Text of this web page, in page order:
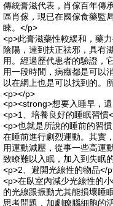
傳統膏滋代表，肖傢百年
區肖傢，現已在國傢食藥監
睞。</p>
<p>此膏滋藥性較緩和，藥
陰陽，達到扶正祛邪，具有
用。經過歷代患者的驗證，
用一段時間，病癥都是可以
以在網上也是可以找到的。
<p></p>
<p><strong>想要入睡早，
<p>1、培養良好的睡眠習慣
<p>也就是所說的睡前的習
在睡前進行劇烈運動。其實
用運動減壓，從事一些高運
致瞭難以入眠，加入到失眠
<p>2、避開光線性的物品</
<p>在臥室內減少光線性的
的光線跟振動尤其能損壞睡
思考問題，加劇瞭腦細胞的